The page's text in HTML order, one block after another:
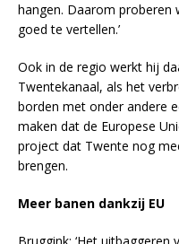
hangen. Daarom proberen
goed te vertellen.’
Ook in de regio werkt hij
Twentekanaal, als het
borden met onder andere
maken dat de Europese
project dat Twente nog
brengen.
Meer banen dankzij EU